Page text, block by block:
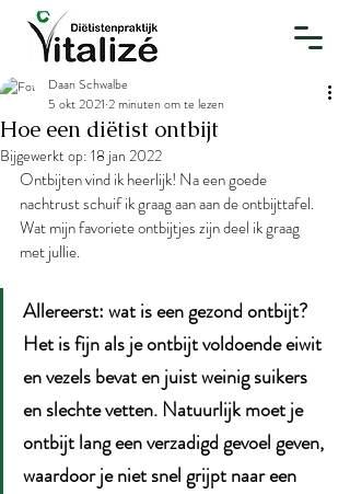
Hoe een diëtist ontbijt
Daan Schwalbe
5 okt 2021 2 minuten om te lezen
Bijgewerkt op: 18 jan 2022
Ontbijten vind ik heerlijk! Na een goede
nachtrust schuif ik graag aan aan de ontbijttafel.
Wat mijn favoriete ontbijtjes zijn deel ik graag
met jullie.
Allereerst: wat is een gezond ontbijt?
Het is fijn als je ontbijt voldoende eiwit
en vezels bevat en juist weinig suikers
en slechte vetten. Natuurlijk moet je
ontbijt lang een verzadigd gevoel geven,
waardoor je niet snel grijpt naar een